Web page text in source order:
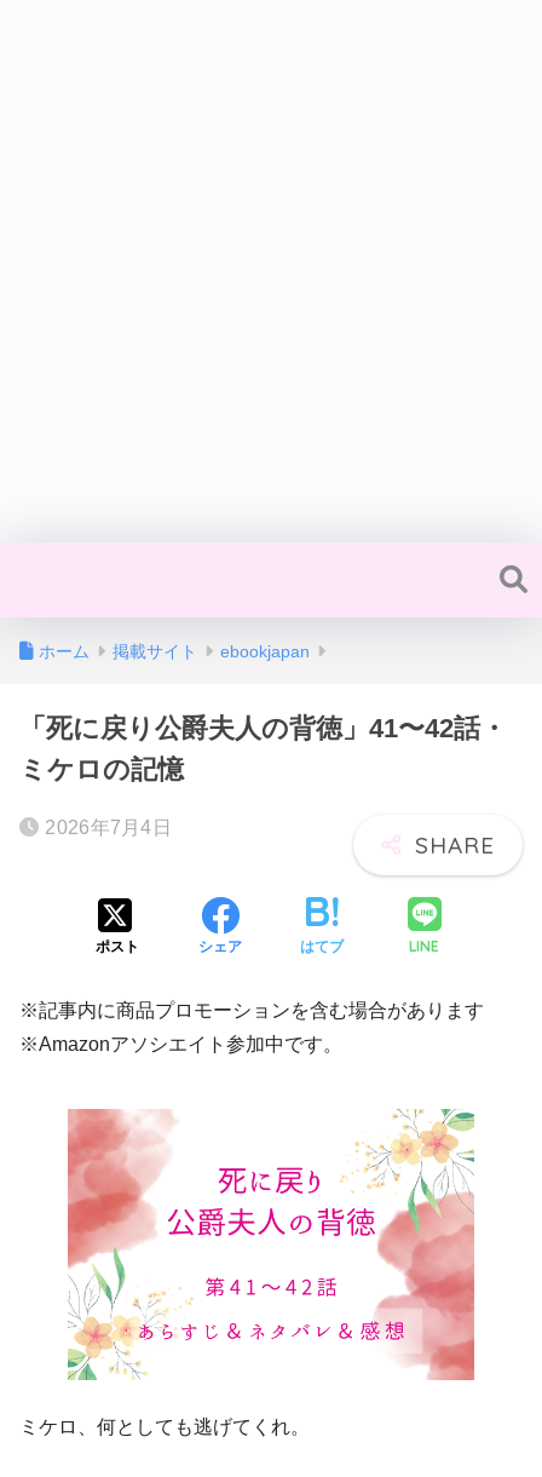
ホーム 掲載サイト ebookjapan
「死に戻り公爵夫人の背徳」41〜42話・
ミケロの記憶
2026年7月4日
ポスト シェア はてブ LINE
※記事内に商品プロモーションを含む場合があります
※Amazonアソシエイト参加中です。
ミケロ、何としても逃げてくれ。